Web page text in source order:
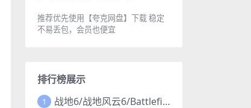
推荐优先使用【夸克网盘】下载 稳定
不易丢包，会员也便宜
排行榜展示
1 战地6/战地风云6/Battlefield 6